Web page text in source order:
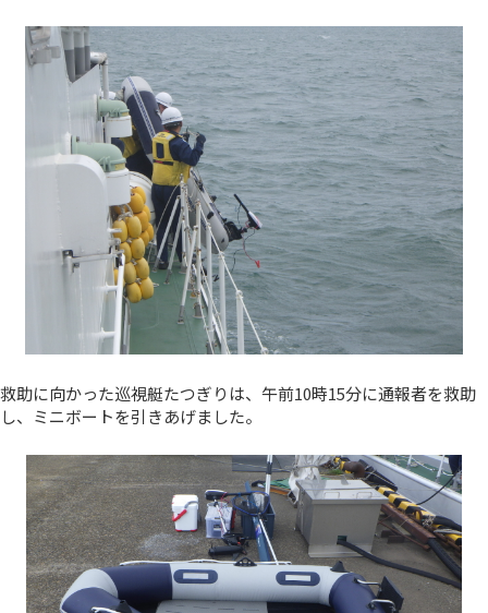
救助に向かった巡視艇たつぎりは、午前10時15分に通報者を救助
し、ミニボートを引きあげました。